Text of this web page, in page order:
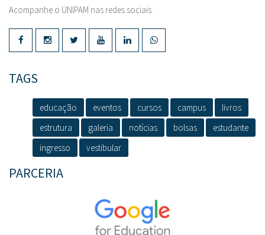
Acompanhe o UNIPAM nas redes sociais.
TAGS
educação eventos cursos campus
livros
estrutura
galeria notícias bolsas
estudante
ingresso
vestibular
PARCERIA